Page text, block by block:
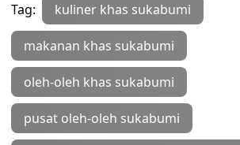
Tag: kuliner khas sukabumi
makanan khas sukabumi
oleh-oleh khas sukabumi
pusat oleh-oleh sukabumi